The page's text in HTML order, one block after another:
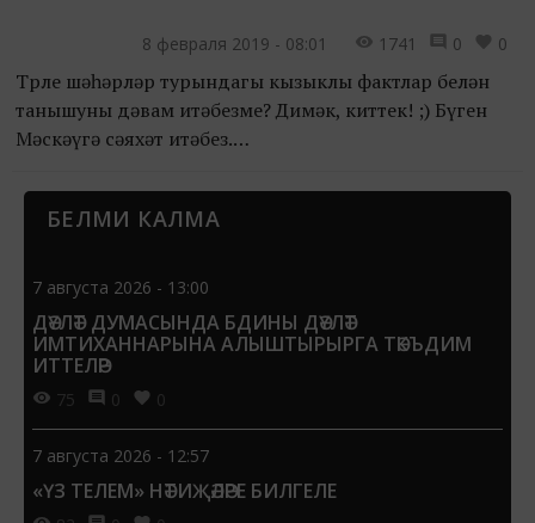
8 февраля 2019 - 08:01 1741 0 0
Төрле шәһәрләр турындагы кызыклы фактлар белән
танышуны дәвам итәбезме? Димәк, киттек! ;) Бүген
Мәскәүгә сәяхәт итәбез.
?? Мәскәү - Россиянең башкаласы, әмма 1730 елдан
аның башкаласы Санкт-Петербу...
БЕЛМИ КАЛМА
7 августа 2026 - 13:00
ДӘҮЛӘТ ДУМАСЫНДА БДИНЫ ДӘҮЛӘТ
ИМТИХАННАРЫНА АЛЫШТЫРЫРГА ТӘКЪДИМ
ИТТЕЛӘР
75 0 0
7 августа 2026 - 12:57
«ҮЗ ТЕЛЕМ» НӘТИҖӘЛӘРЕ БИЛГЕЛЕ